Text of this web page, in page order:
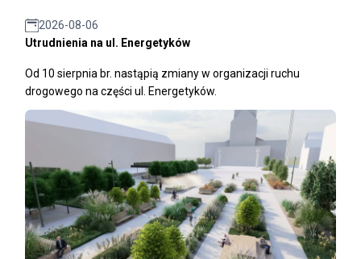
2026-08-06
Utrudnienia na ul. Energetyków
Od 10 sierpnia br. nastąpią zmiany w organizacji ruchu
drogowego na części ul. Energetyków.